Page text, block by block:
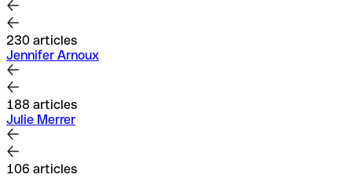
230 articles
Jennifer Arnoux
188 articles
Julie Merrer
106 articles